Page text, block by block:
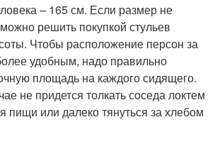
– 165 см. Если размер не
решить покупкой стульев
Чтобы расположение персон за
удобным, надо правильно
площадь на каждого сидящего.
не придется толкать соседа локтем
пищи или далеко тянуться за хлебом